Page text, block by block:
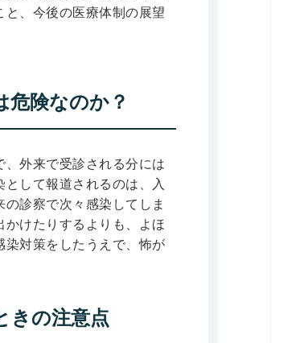
、今後の医療体制の展望
危険なのか？
外来で受診される分には
して報道されるのは、入
診察で次々感染してしま
けたりするよりも、よほ
染対策をしたうえで、怖が
きの注意点